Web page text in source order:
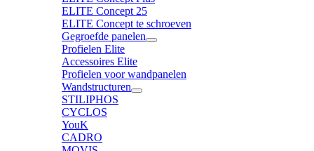
ELITE Concept 25
ELITE Concept te schroeven
Gegroefde panelen
Profielen Elite
Accessoires Elite
Profielen voor wandpanelen
Wandstructuren
STILIPHOS
CYCLOS
YouK
CADRO